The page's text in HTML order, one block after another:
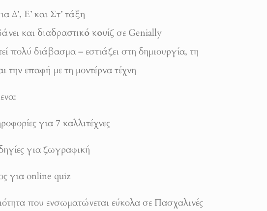
Δ’, Ε’ και Στ’ τάξη
και διαδραστικό κουίζσε Genially
πολύ διάβασμα – εστιάζει στη δημιουργία, τη
την επαφή με τη μοντέρνα τέχνη
για 7 καλλιτέχνες
για ζωγραφική
για online quiz
που ενσωματώνεται εύκολα σε Πασχαλινές